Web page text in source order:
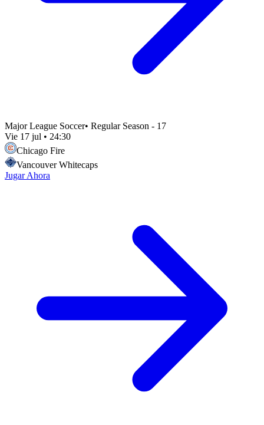
Major League Soccer• Regular Season - 17
Vie 17 jul • 24:30
Chicago Fire
Vancouver Whitecaps
Jugar Ahora